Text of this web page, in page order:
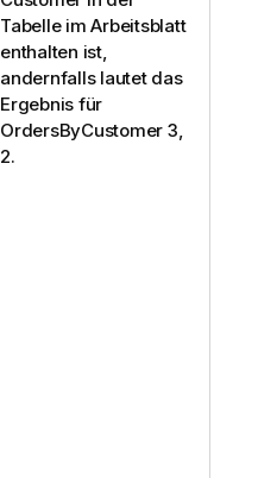
Tabelle im Arbeitsblatt
enthalten ist,
andernfalls lautet das
Ergebnis für
OrdersByCustomer 3,
2.